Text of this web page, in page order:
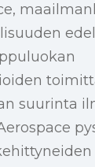
suurinta